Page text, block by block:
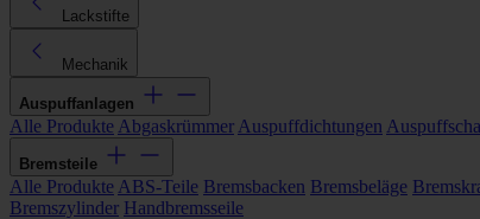
Lackstifte
Mechanik
Auspuffanlagen
Alle Produkte Abgaskrümmer Auspuffdichtungen
Bremsteile
Alle Produkte ABS-Teile Bremsbacken Bremsbeläge
Bremszylinder Handbremsseile